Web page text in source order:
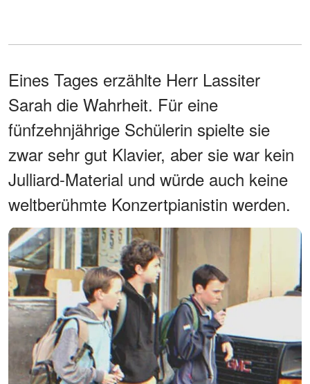
Eines Tages erzählte Herr Lassiter
Sarah die Wahrheit. Für eine
fünfzehnjährige Schülerin spielte sie
zwar sehr gut Klavier, aber sie war kein
Julliard-Material und würde auch keine
weltberühmte Konzertpianistin werden.